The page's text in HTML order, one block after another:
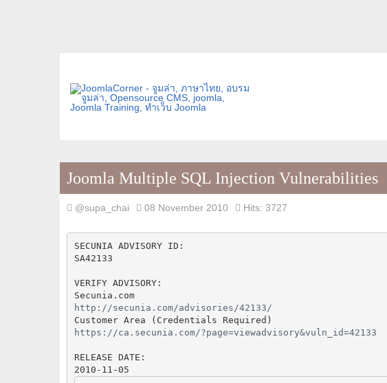
Joomla Multiple SQL Injection Vulnerabilities
@supa_chai 08 November 2010
Hits: 3727
SECUNIA ADVISORY ID:
SA42133
VERIFY ADVISORY:
Secunia.com
http://secunia.com/advisories/42133/
Customer Area (Credentials Required)
https://ca.secunia.com/?page=viewadvisory&vuln_id=42133
RELEASE DATE:
2010-11-05